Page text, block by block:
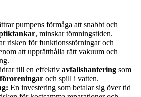
pumpens förmåga att snabbt och
, minskar tömningstiden.
risken för funktionsstörningar och
att upprätthålla rätt vakuum och
till en effektiv avfallshantering som
föroreningar och spill i vatten.
En investering som betalar sig över tid